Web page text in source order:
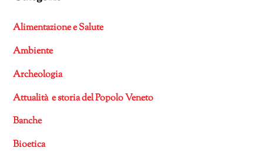
Alimentazione e Salute
Ambiente
Archeologia
Attualità e storia del Popolo Veneto
Banche
Bioetica